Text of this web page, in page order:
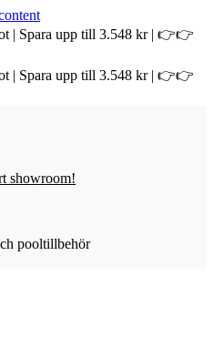
| Spara upp till 3.548 kr | 👉👉
| Spara upp till 3.548 kr | 👉👉
showroom!
pooltillbehör